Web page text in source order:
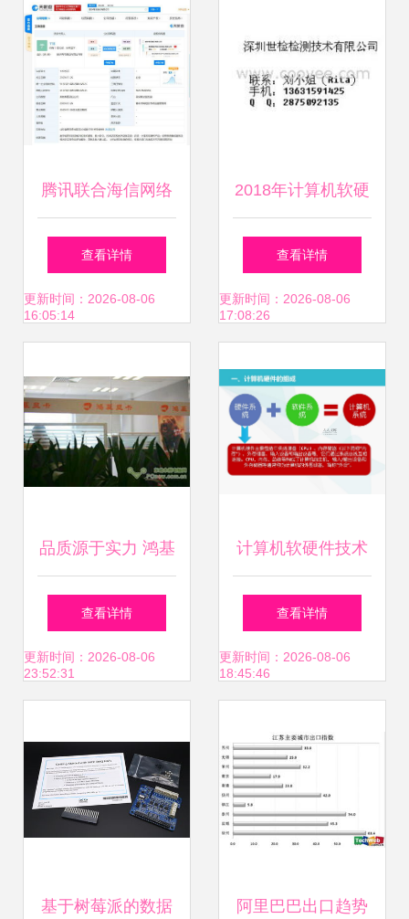
腾讯联合海信网络
科技成立新公司，
布局计算机软硬件
查看详情
更新时间：2026-08-06
16:05:14
2018年计算机软硬
件销售趋势 揭秘批
发商如何塑造行业
查看详情
更新时间：2026-08-06
17:08:26
品质源于实力 鸿基
显卡工厂大探班
查看详情
更新时间：2026-08-06
23:52:31
计算机软硬件技术
基础 数字世界的双
引擎
查看详情
更新时间：2026-08-06
18:45:46
基于树莓派的数据 阿里巴巴出口趋势